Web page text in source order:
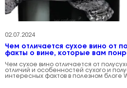
02.07.2024
Чем отличается сухое вино от
факты о вине, которые вам
Чем сухое вино отличается от
отличий и особенностей сухого и
интересных фактов в полезном блоге